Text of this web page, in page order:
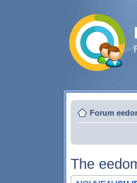
Forum
The
Publier un